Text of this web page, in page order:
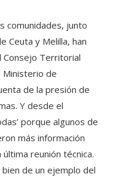
comunidades, junto
Ceuta y Melilla, han
Consejo Territorial
Ministerio de
de la presión de
Y desde el
porque algunos de
más información
reunión técnica.
de un ejemplo del